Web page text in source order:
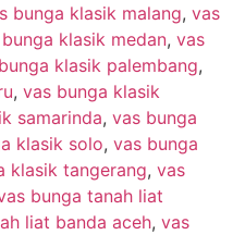
bunga klasik malang, vas
klasik medan, vas
klasik palembang,
, vas bunga klasik
samarinda, vas bunga
klasik solo, vas bunga
klasik tangerang, vas
bunga tanah liat
liat banda aceh, vas